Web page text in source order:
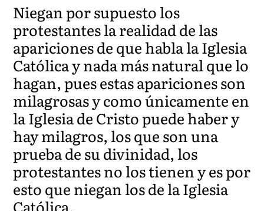
Niegan por supuesto los
protestantes la realidad de las
apariciones de que habla la Iglesia
Católica y nada más natural que lo
hagan, pues estas apariciones son
milagrosas y como únicamente en
la Iglesia de Cristo puede haber y
hay milagros, los que son una
prueba de su divinidad, los
protestantes no los tienen y es por
esto que niegan los de la Iglesia
Católica.